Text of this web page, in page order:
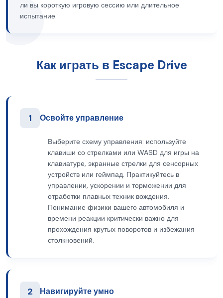
ли вы короткую игровую сессию или длительное
испытание.
Как играть в Escape Drive
1 Освойте управление
Выберите схему управления: используйте
клавиши со стрелками или WASD для игры на
клавиатуре, экранные стрелки для сенсорных
устройств или геймпад. Практикуйтесь в
управлении, ускорении и торможении для
отработки плавных техник вождения.
Понимание физики вашего автомобиля и
времени реакции критически важно для
прохождения крутых поворотов и избежания
столкновений.
2 Навигируйте умно